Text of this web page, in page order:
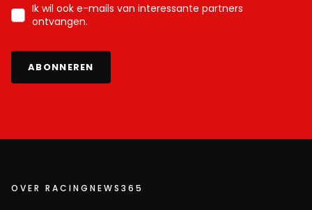
Mick moet eerst zijn vrienden even op orde hebben, dan
weer verder kijken...
Ik wil ook e-mails van interessante partners
ontvangen.
ABONNEREN
OVER RACINGNEWS365